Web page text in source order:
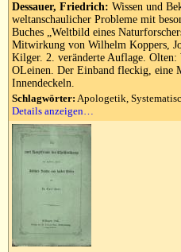
Dessauer, Friedrich: Wissen und
weltanschaulicher Probleme mit
Buches „Weltbild eines
Mitwirkung von Wilhelm Koppers,
Kilger. 2. veränderte Auflage. Olten:
OLeinen. Der Einband fleckig, eine
Innendeckeln.
Schlagwörter: Apologetik,
Details anzeigen…